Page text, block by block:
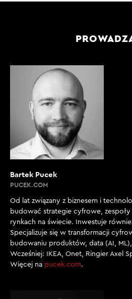
Bartek Pucek
PUCEK.COM
Od lat związany z biznesem i
budować strategie cyfrowe,
rynkach na świecie. Inwestuje
Specjalizuje się w transformacji
budowaniu produktów, data (AI,
Wcześniej: IKEA, Onet, Ringier Axel
Więcej na pucek.com.